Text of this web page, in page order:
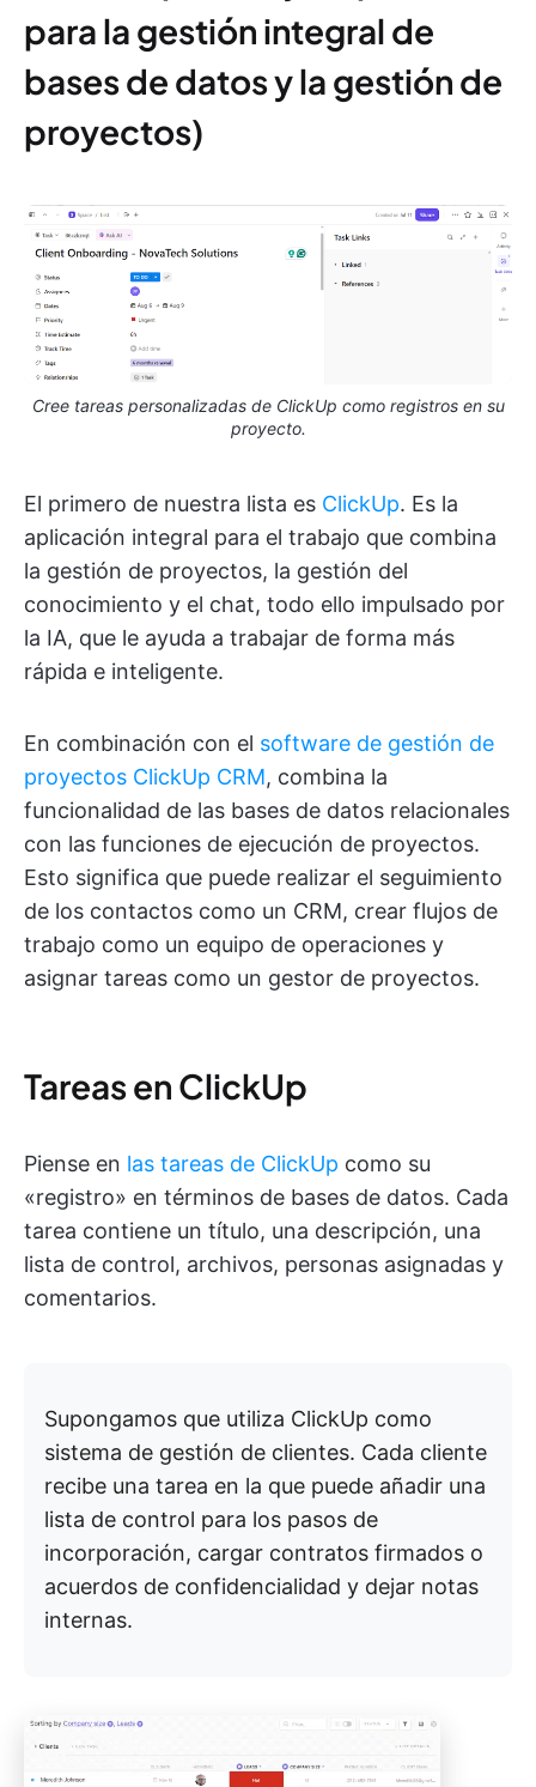
para la gestión integral de
bases de datos y la gestión de
proyectos)
Cree tareas personalizadas de ClickUp como registros en su
proyecto.
El primero de nuestra lista es ClickUp. Es la
aplicación integral para el trabajo que combina
la gestión de proyectos, la gestión del
conocimiento y el chat, todo ello impulsado por
la IA, que le ayuda a trabajar de forma más
rápida e inteligente.
En combinación con el software de gestión de
proyectos ClickUp CRM, combina la
funcionalidad de las bases de datos relacionales
con las funciones de ejecución de proyectos.
Esto significa que puede realizar el seguimiento
de los contactos como un CRM, crear flujos de
trabajo como un equipo de operaciones y
asignar tareas como un gestor de proyectos.
Tareas en ClickUp
Piense en las tareas de ClickUp como su
«registro» en términos de bases de datos. Cada
tarea contiene un título, una descripción, una
lista de control, archivos, personas asignadas y
comentarios.
Supongamos que utiliza ClickUp como
sistema de gestión de clientes. Cada cliente
recibe una tarea en la que puede añadir una
lista de control para los pasos de
incorporación, cargar contratos firmados o
acuerdos de confidencialidad y dejar notas
internas.